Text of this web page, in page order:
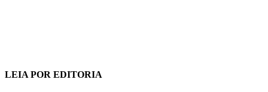
LEIA POR EDITORIA